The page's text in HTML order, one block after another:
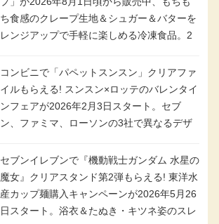
ち食感のクレープ生地＆シュガー＆バターを
レンジアップで手軽に楽しめる冷凍食品。2
コンビニで「パペットスンスン」クリアファ
イルもらえる! スンスン×ロッテのバレンタイ
ンフェアが2026年2月3日スタート。セブ
ン、ファミマ、ローソンの3社で異なるデザ
セブンイレブンで『機動戦士ガンダム 水星の
魔女』クリアスタンド第2弾もらえる! 東洋水
産カップ麺購入キャンペーンが2026年5月26
日スタート。浴衣＆たぬき・キツネ姿のスレ